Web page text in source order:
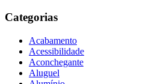
Categorias
Acabamento
Acessibilidade
Aconchegante
Aluguel